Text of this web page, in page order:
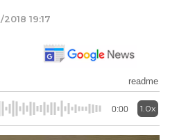
19:17
readme
0:00 1.0x